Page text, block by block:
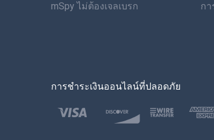
mSpy ไม่ต้องเจลเบรก
กา
การชำระเงินออนไลน์ที่ปลอดภัย